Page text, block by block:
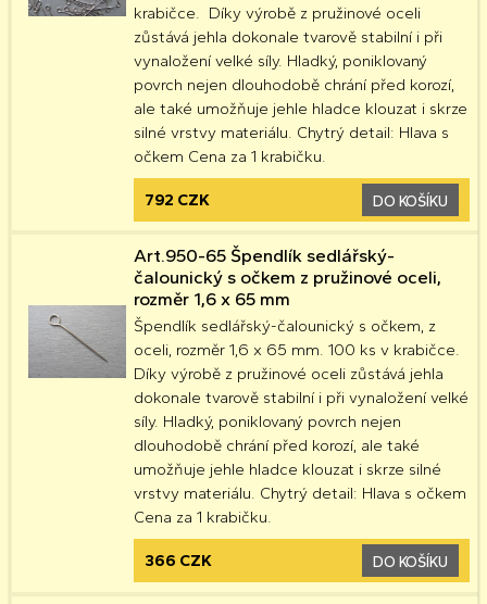
krabičce. Díky výrobě z pružinové oceli
zůstává jehla dokonale tvarově stabilní i při
vynaložení velké síly. Hladký, poniklovaný
povrch nejen dlouhodobě chrání před korozí,
ale také umožňuje jehle hladce klouzat i skrze
silné vrstvy materiálu. Chytrý detail: Hlava s
očkem Cena za 1 krabičku.
792 CZK DO KOŠÍKU
Art.950-65 Špendlík sedlářský-
čalounický s očkem z pružinové oceli,
rozměr 1,6 x 65 mm
Špendlík sedlářský-čalounický s očkem, z
oceli, rozměr 1,6 x 65 mm. 100 ks v krabičce.
Díky výrobě z pružinové oceli zůstává jehla
dokonale tvarově stabilní i při vynaložení velké
síly. Hladký, poniklovaný povrch nejen
dlouhodobě chrání před korozí, ale také
umožňuje jehle hladce klouzat i skrze silné
vrstvy materiálu. Chytrý detail: Hlava s očkem
Cena za 1 krabičku.
366 CZK DO KOŠÍKU